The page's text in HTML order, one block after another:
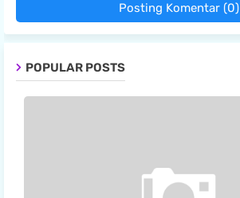
Posting Komentar (0)
POPULAR POSTS